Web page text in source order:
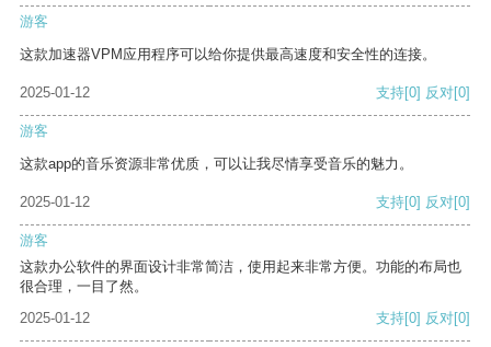
游客
这款加速器VPM应用程序可以给你提供最高速度和安全性的连接。
2025-01-12 支持[0] 反对[0]
游客
这款app的音乐资源非常优质，可以让我尽情享受音乐的魅力。
2025-01-12 支持[0] 反对[0]
游客
这款办公软件的界面设计非常简洁，使用起来非常方便。功能的布局也
很合理，一目了然。
2025-01-12
支持[0] 反对[0]